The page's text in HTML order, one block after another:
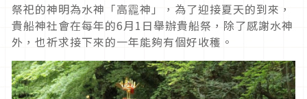
祭祀的神明為水神「高龗神」，為了迎接夏天的到來，
貴船神社會在每年的6月1 日舉辦貴船祭，除了感謝水神
外，也祈求接下來的一年能夠有個好收穫。